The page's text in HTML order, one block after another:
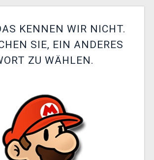
KENNEN WIR NICHT.
SIE, EIN ANDERES
ZU WÄHLEN.